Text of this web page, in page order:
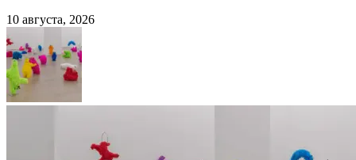
10 августа, 2026